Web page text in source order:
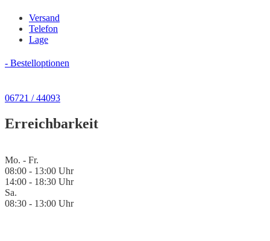
Versand
Telefon
Lage
- Bestelloptionen
06721 / 44093
Erreichbarkeit
Mo. - Fr.
08:00 - 13:00 Uhr
14:00 - 18:30 Uhr
Sa.
08:30 - 13:00 Uhr